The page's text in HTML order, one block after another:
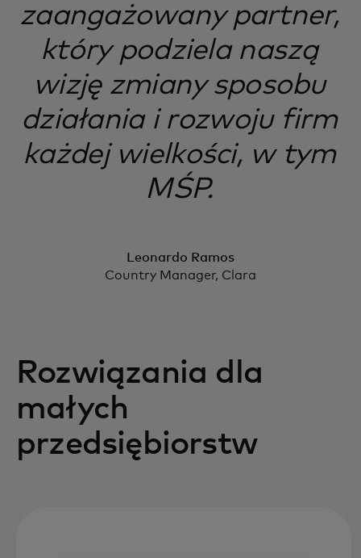
zaangażowany partner,
który podziela naszą
wizję zmiany sposobu
działania i rozwoju firm
każdej wielkości, w tym
MŚP.
Leonardo Ramos
Country Manager, Clara
Rozwiązania dla
małych
przedsiębiorstw